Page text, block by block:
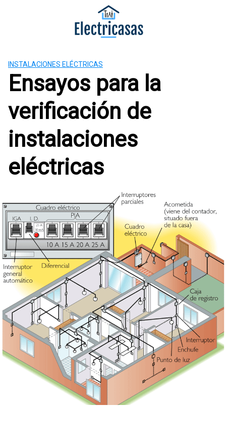
o
INSTALACIONES ELÉCTRICAS
Ensayos para la
verificación de
instalaciones
eléctricas